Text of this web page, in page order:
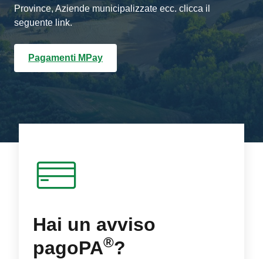
Province, Aziende municipalizzate ecc. clicca il
seguente link.
Pagamenti MPay
Hai un avviso
pagoPA®?